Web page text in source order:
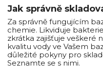
Jak správně
Za správně fungujícím
chemie. Likviduje
zkrátka zajišťuje veškeré
kvalitu vody ve Vašem
důležité pokyny pro
Seznamte se s nimi.